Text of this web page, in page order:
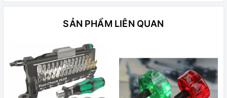
SẢN PHẨM LIÊN QUAN